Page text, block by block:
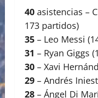
40 asistencias –
173 partidos)
35 – Leo Messi
31 – Ryan Giggs
30 – Xavi
29 – Andrés
28 – Ángel Di